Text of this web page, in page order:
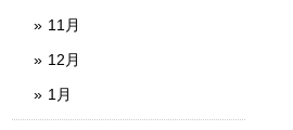
11月
12月
1月